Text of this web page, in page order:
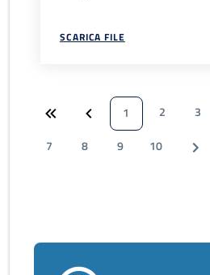
SCARICA FILE
1 2 3
7
8 9 10